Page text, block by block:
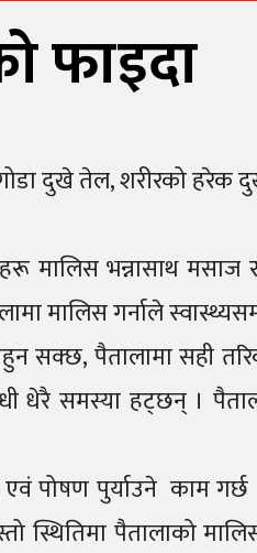
फाइदा
दुखे तेल, शरीरको हरेक
भन्नासाथ मसाज
गर्नाले
सक्छ, पैतालामा सही
धेरै समस्या हट्छन् ।
पोषण पुर्याउने काम गर्छ
स्थितिमा पैतालाको